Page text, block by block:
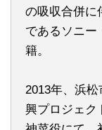
の吸収合併に
であるソニー
籍。
2013年、浜
興プロジェク